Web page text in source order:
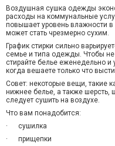
Воздушная сушка одежды
расходы на коммунальные
повышает уровень влажности
может стать чрезмерно сухим.
График стирки сильно
семье и типа одежды. Чтобы
стирайте белье еженедельно
когда вешаете только что
Совет: некоторые вещи, такие
нижнее белье, а также шерсть,
следует сушить на воздухе.
Что вам понадобится:
· сушилка
· прищепки